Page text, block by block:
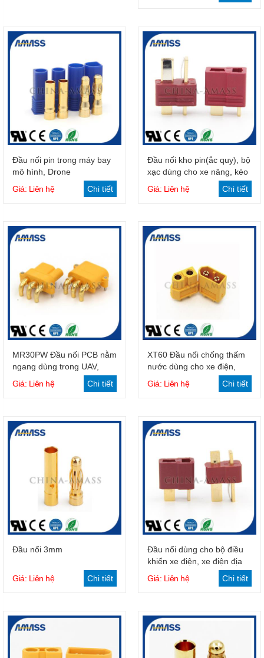
Giỏ hàng
Đầu nối pin trong máy bay
mô hình, Drone
Giá: Liên hệ
Chi tiết
Giỏ hàng
Đầu nối kho pin(ắc quy), bộ
xạc dùng cho xe nâng, kéo
Giá: Liên hệ Chi tiết
Giỏ hàng
MR30PW Đầu nối PCB nằm
ngang dùng trong UAV,
Giá: Liên hệ Chi tiết
Giỏ hàng
XT60 Đầu nối chống thấm
nước dùng cho xe điện,
Giá: Liên hệ Chi tiết
Giỏ hàng
Đầu nối 3mm
Giá: Liên hệ Chi tiết
Giỏ hàng
Đầu nối dùng cho bộ điều
khiển xe điện, xe điện địa
Giá: Liên hệ Chi tiết